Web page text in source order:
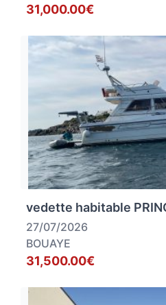
31,000.00€
vedette habitable
27/07/2026
BOUAYE
31,500.00€